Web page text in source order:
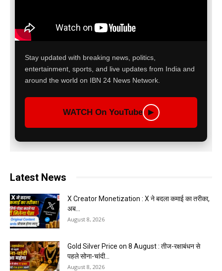
Stay updated with breaking news, politics,
entertainment, sports, and live updates from India and
around the world on IBN 24 News Network.
WATCH On YouTube ▶
Latest News
X Creator Monetization : X ने बदला कमाई का तरीका,
अब...
August 8, 2026
Gold Silver Price on 8 August : तीज-रक्षाबंधन से
पहले सोना-चांदी...
August 8, 2026